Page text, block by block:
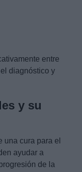
entre
diagnóstico y
y su
una cura para el
ayudar a
de la